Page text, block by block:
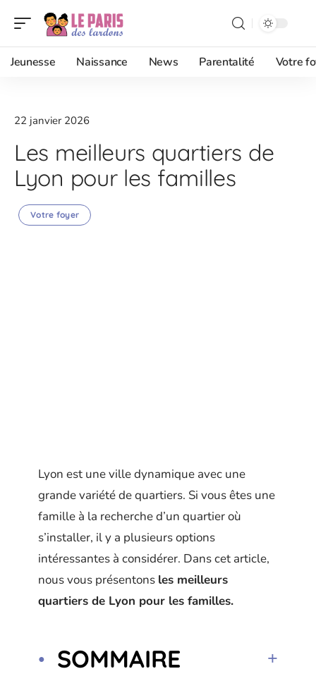
Jeunesse Naissance News Parentalité Votre
22 janvier 2026
Les meilleurs quartiers de
Lyon pour les familles
Votre foyer
Lyon est une ville dynamique avec une
grande variété de quartiers. Si vous êtes une
famille à la recherche d’un quartier où
s’installer, il y a plusieurs options
intéressantes à considérer. Dans cet article,
nous vous présentons les meilleurs
quartiers de Lyon pour les familles.
SOMMAIRE